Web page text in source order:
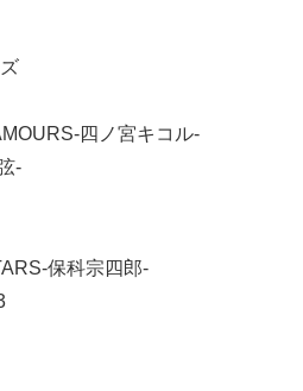
四ノ宮キコル-
-
保科宗四郎-